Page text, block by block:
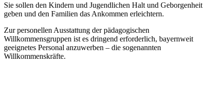
Sie sollen den Kindern und Jugendlichen Halt und Geborgenheit
geben und den Familien das Ankommen erleichtern.
Zur personellen Ausstattung der pädagogischen
Willkommensgruppen ist es dringend erforderlich, bayernweit
geeignetes Personal anzuwerben – die sogenannten
Willkommenskräfte.